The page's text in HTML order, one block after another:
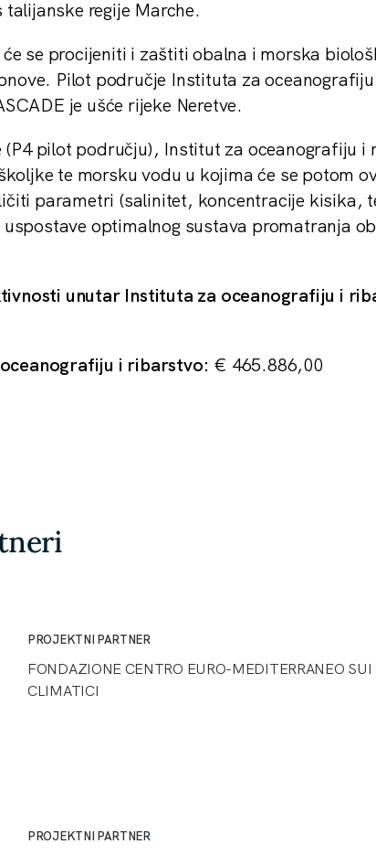
talijanske regije Marche.
se procijeniti i zaštiti obalna i morska
Pilot područje Instituta za
je ušće rijeke Neretve.
(P4 pilot području), Institut za oceanografiju i
te morsku vodu u kojima će se potom
parametri (salinitet, koncentracije kisika,
optimalnog sustava promatranja
unutar Instituta za oceanografiju i
i ribarstvo: € 465.886,00
PROJEKTNI PARTNER
FONDAZIONE CENTRO EURO-MEDITERRANEO
CLIMATICI
PROJEKTNI PARTNER